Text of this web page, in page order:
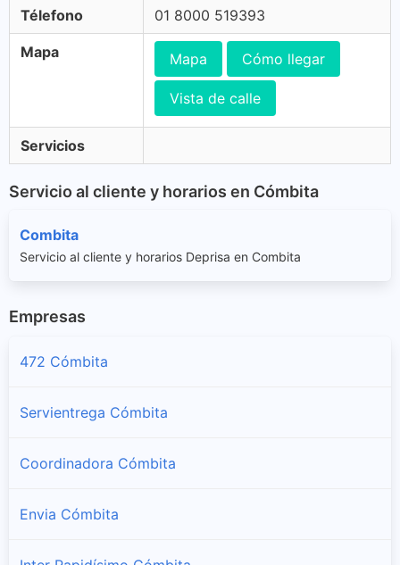
Télefono 01 8000 519393
Mapa Mapa Cómo llegar
Vista de calle
Servicios
Servicio al cliente y horarios en Cómbita
Combita
Servicio al cliente y horarios Deprisa en Combita
Empresas
472 Cómbita
Servientrega Cómbita
Coordinadora Cómbita
Envia Cómbita